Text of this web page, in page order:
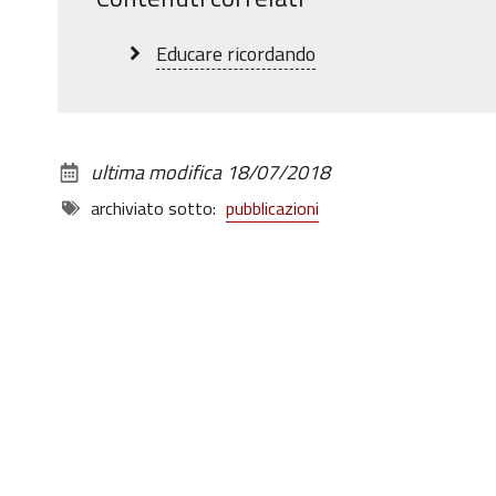
dimensioni Educare ricordando
ultima modifica 18/07/2018
archiviato sotto: pubblicazioni